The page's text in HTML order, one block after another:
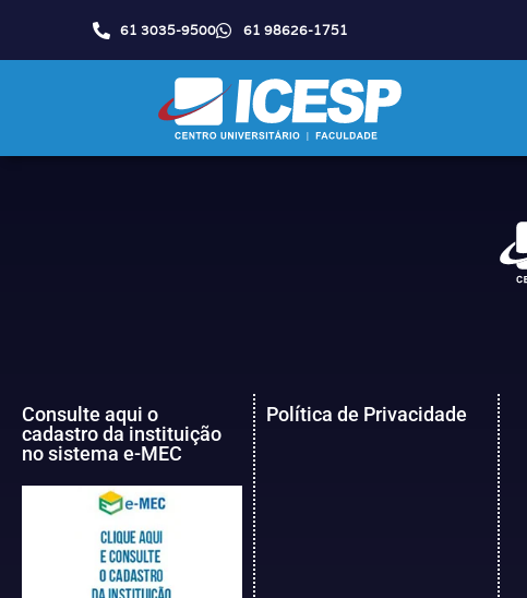
61 3035-9500 61 98626-1751
Consulte aqui o
cadastro da instituição
no sistema e-MEC
Política de Privacidade